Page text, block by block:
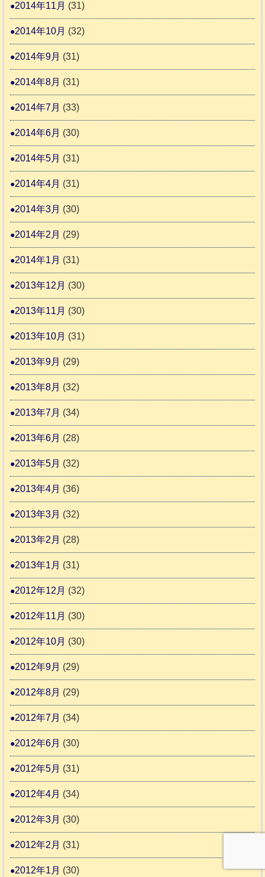
2014年11月 (31)
2014年10月 (32)
2014年9月 (31)
2014年8月 (31)
2014年7月 (33)
2014年6月 (30)
2014年5月 (31)
2014年4月 (31)
2014年3月 (30)
2014年2月 (29)
2014年1月 (31)
2013年12月 (30)
2013年11月 (30)
2013年10月 (31)
2013年9月 (29)
2013年8月 (32)
2013年7月 (34)
2013年6月 (28)
2013年5月 (32)
2013年4月 (36)
2013年3月 (32)
2013年2月 (28)
2013年1月 (31)
2012年12月 (32)
2012年11月 (30)
2012年10月 (30)
2012年9月 (29)
2012年8月 (29)
2012年7月 (34)
2012年6月 (30)
2012年5月 (31)
2012年4月 (34)
2012年3月 (30)
2012年2月 (31)
2012年1月 (30)